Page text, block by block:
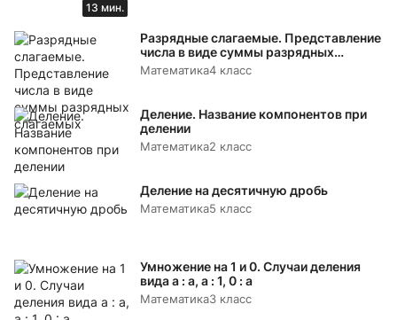
13 мин.
Разрядные слагаемые. Представление
числа в виде суммы разрядных
слагаемых
Математика4 класс
Деление. Название компонентов при
делении
Математика2 класс
Деление на десятичную дробь
Математика5 класс
Умножение на 1 и 0. Случаи деления
вида а : а, а : 1, 0 : а
Математика3 класс